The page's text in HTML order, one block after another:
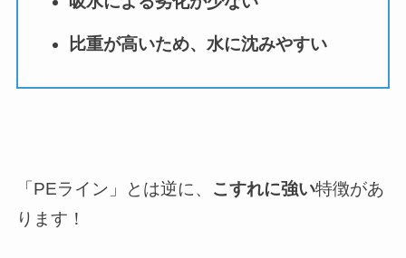
比重が高いため、水に沈みやすい
「PEライン」とは逆に、 こすれに強い特徴があ
ります！